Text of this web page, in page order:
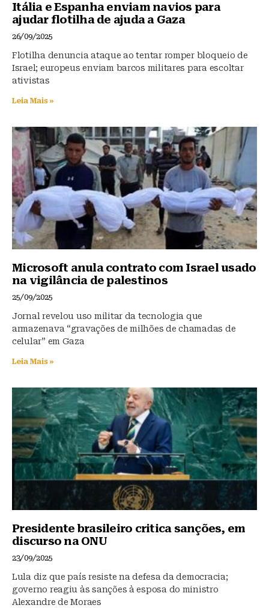
Itália e Espanha enviam navios para
ajudar flotilha de ajuda a Gaza
26/09/2025
Flotilha denuncia ataque ao tentar romper bloqueio de
Israel; europeus enviam barcos militares para escoltar
ativistas
Leia Mais »
Microsoft anula contrato com Israel usado
na vigilância de palestinos
25/09/2025
Jornal revelou uso militar da tecnologia que
armazenava “gravações de milhões de chamadas de
celular” em Gaza
Leia Mais »
Presidente brasileiro critica sanções, em
discurso na ONU
23/09/2025
Lula diz que país resiste na defesa da democracia;
governo reagiu às sanções à esposa do ministro
Alexandre de Moraes